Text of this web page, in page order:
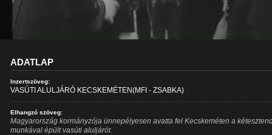
ADATLAP
Inzertszöveg:
VASÚTI ALULJÁRÓ KECSKEMÉTEN(MFI - ZSABKA)
Elhangzó szöveg:
Magyarország kormányzója ünnepélyesen avatta fel Kecskeméten a
munkával épült vasúti aluljárót.